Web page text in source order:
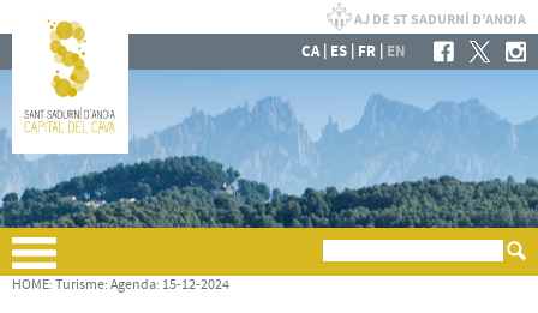
CA| ES | FR | EN
HOME: Turisme: Agenda: 15-12-2024